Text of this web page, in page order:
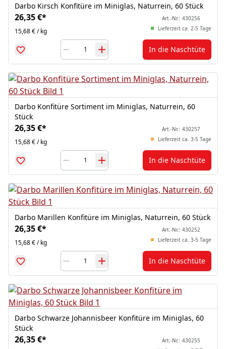
Darbo Kirsch Konfitüre im Miniglas, Naturrein, 60 Stück
26,35 €*
15,68 € / kg
Art.-Nr.: 430256
Lieferzeit ca. 2-5 Tage
In die Naschtüte
Darbo Konfitüre Sortiment im Miniglas, Naturrein, 60
Stück
26,35 €*
15,68 € / kg
Art.-Nr.: 430257
Lieferzeit ca. 3-5 Tage
In die Naschtüte
Darbo Marillen Konfitüre im Miniglas, Naturrein, 60 Stück
26,35 €*
15,68 € / kg
Art.-Nr.: 430252
Lieferzeit ca. 3-5 Tage
In die Naschtüte
Darbo Schwarze Johannisbeer Konfitüre im Miniglas, 60
Stück
26,35 €* Art.-Nr.: 430255